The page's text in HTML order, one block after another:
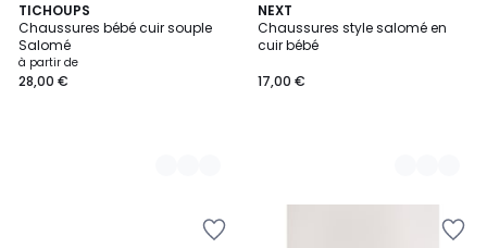
TICHOUPS
Chaussures bébé cuir souple
Salomé
à partir de
28,00 €
5
Couleurs
NEXT
Chaussures style salomé en
cuir bébé
17,00 €
2
Couleurs